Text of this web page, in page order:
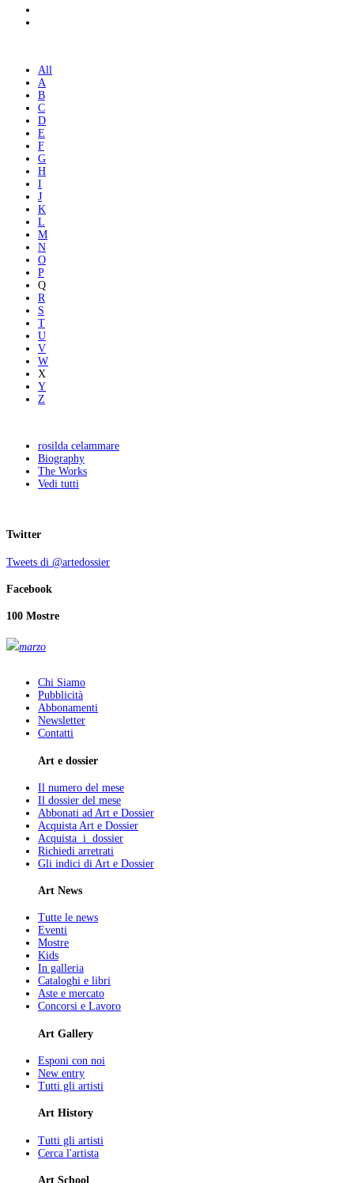
All
A
B
C
D
E
F
G
H
I
J
K
L
M
N
O
P
Q
R
S
T
U
V
W
X
Y
Z
rosilda celammare
Biography
The Works
Vedi tutti
Twitter
Tweets di @artedossier
Facebook
100 Mostre
marzo
Chi Siamo
Pubblicità
Abbonamenti
Newsletter
Contatti
Art e dossier
Il numero del mese
Il dossier del mese
Abbonati ad Art e Dossier
Acquista Art e Dossier
Acquista i dossier
Richiedi arretrati
Gli indici di Art e Dossier
Art News
Tutte le news
Eventi
Mostre
Kids
In galleria
Cataloghi e libri
Aste e mercato
Concorsi e Lavoro
Art Gallery
Esponi con noi
New entry
Tutti gli artisti
Art History
Tutti gli artisti
Cerca l'artista
Art School